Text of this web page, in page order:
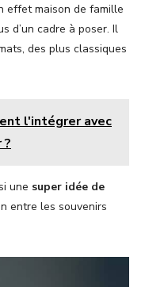
effet maison de famille
d’un cadre à poser. Il
des plus classiques
l'intégrer avec
une super idée de
entre les souvenirs